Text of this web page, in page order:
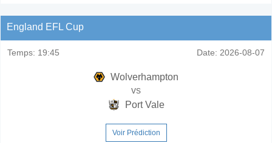
England EFL Cup
Temps: 19:45 Date: 2026-08-07
Wolverhampton
vs
Port Vale
Voir Prédiction